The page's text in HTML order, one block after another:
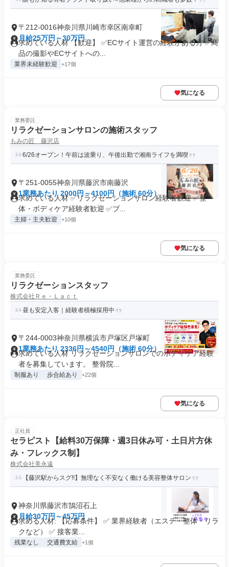
〒212-0016神奈川県川崎市幸区南幸町
月給25万円～30万円
求めている人材 【歓迎】 ✅ECサイト運営の経験がある方 ✅商
品の撮影やECサイトへの...
業界未経験歓迎 +17個
気になる
業務委託
リラクゼーションサロンの施術スタッフ
もみの匠 藤沢店
6/26オープン！午前は波乗り、午後出勤で湘南ライフを満喫
〒251-0055神奈川県藤沢市南藤沢
1業務あたり 2000円～4100円（施術 60分）
求めている人材 ✅リラクゼーションサロン経験者歓迎 ✅整
体・ボディケア経験者歓迎 ✅ブ...
主婦・主夫歓迎 +10個
気になる
業務委託
リラクゼーションスタッフ
株式会社Ｒｅ・Ｌａｃｔ
昼も安定入客｜経験者積極採用中
〒244-0003神奈川県横浜市戸塚区戸塚町
1業務あたり 2336円～4540円（施術 60分）
求めている人材 リラクゼーションサロンでのボディケア経験
者を募集しています。 整骨院...
制服あり 歩合給あり +22個
気になる
正社員
セラピスト【給料30万保障・週3日休み可・土日片方休
み・フレックス制】
株式会社美永遠
【藤沢駅からスグ!!】無理なく不安なく働ける美容整体サロン
神奈川県藤沢市鵠沼石上
月給30万円～45万円
求める人材: 【応募条件】 ✅ 業界経験者（エステ・整体・リラ
クなど） ✅ 接客業...
残業なし 交通費支給 +1個